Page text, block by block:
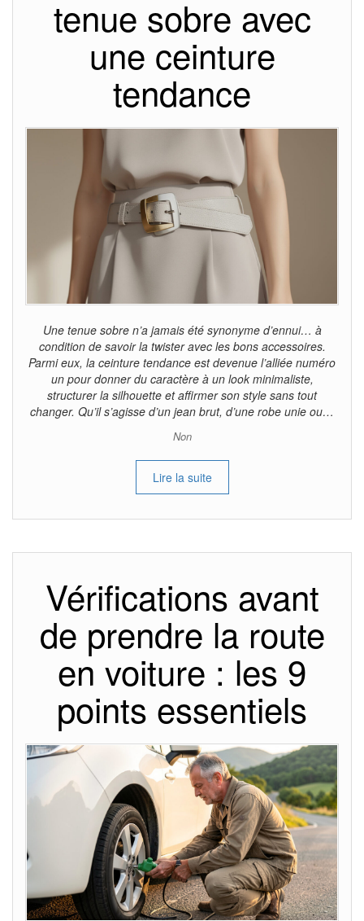
tenue sobre avec
une ceinture
tendance
Une tenue sobre n’a jamais été synonyme d’ennui… à
condition de savoir la twister avec les bons accessoires.
Parmi eux, la ceinture tendance est devenue l’alliée numéro
un pour donner du caractère à un look minimaliste,
structurer la silhouette et affirmer son style sans tout
changer. Qu’il s’agisse d’un jean brut, d’une robe unie ou…
Non
Lire la suite
Vérifications avant
de prendre la route
en voiture : les 9
points essentiels